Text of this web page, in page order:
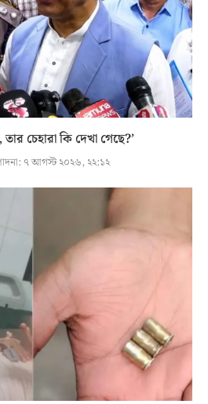
তার চেহারা কি দেখা গেছে?’
৭ আগস্ট ২০২৬, ২২:১২